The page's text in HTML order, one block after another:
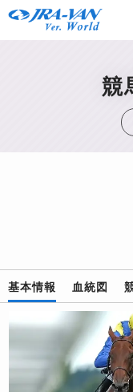
競
基本情報 血統図